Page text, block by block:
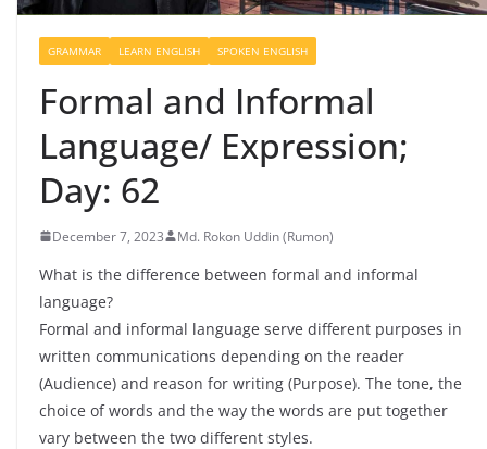
GRAMMAR LEARN ENGLISH SPOKEN ENGLISH
Formal and Informal
Language/ Expression;
Day: 62
December 7, 2023 Md. Rokon Uddin (Rumon)
What is the difference between formal and informal
language?
Formal and informal language serve different purposes in
written communications depending on the reader
(Audience) and reason for writing (Purpose). The tone, the
choice of words and the way the words are put together
vary between the two different styles.